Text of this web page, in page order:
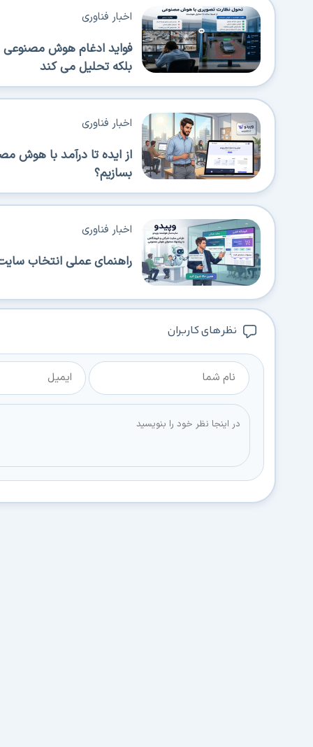
فواید ادغام هوش مصنوعی
بلکه تحلیل می کند
اخبار فناوری
از ایده تا درآمد با هوش
بسازیم؟
اخبار فناوری
راهنمای عملی انتخاب
اخبار فناوری
نظر های کاربران